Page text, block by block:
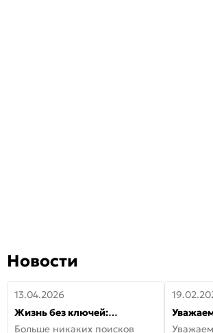
Новости
13.04.2026
Жизнь без ключей:
встречайте новую дверь
Больше никаких поисков